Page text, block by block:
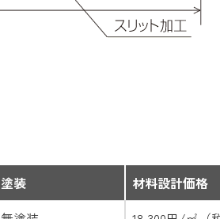
塗装
材料設計価格